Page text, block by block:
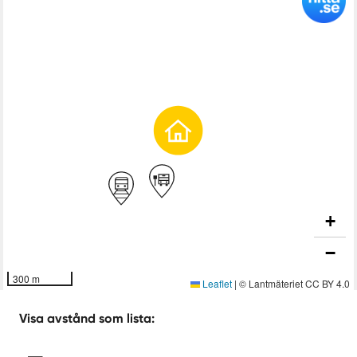
Med närhet till alla nödvändiga bekvämligheter, passar
upplev detta hem på plats – det kan mycket väl vara din
Kontakta oss för mer information eller för att boka en
300 m
+
−
Leaflet | © Lantmäteriet CC BY 4.0
Visa avstånd som lista: